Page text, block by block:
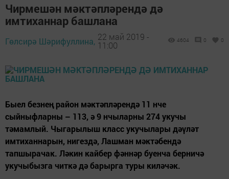
Чирмешән мәктәпләрендә дә
имтиханнар башлана
Гөлсирә Шәрифуллина, 22 май 2019 -
11:00
4604 0 0
Быел безнең район мәктәпләрендә 11 нче
сыйныфларны – 113, ә 9 нчыларны 274 укучы
тәмамлый. Чыгарылыш класс укучылары дәүләт
имтиханнарын, нигездә, Лашман мәктәбендә
тапшырачак. Ләкин кайбер фәннәр буенча берничә
укучыбызга читкә дә барырга туры киләчәк.